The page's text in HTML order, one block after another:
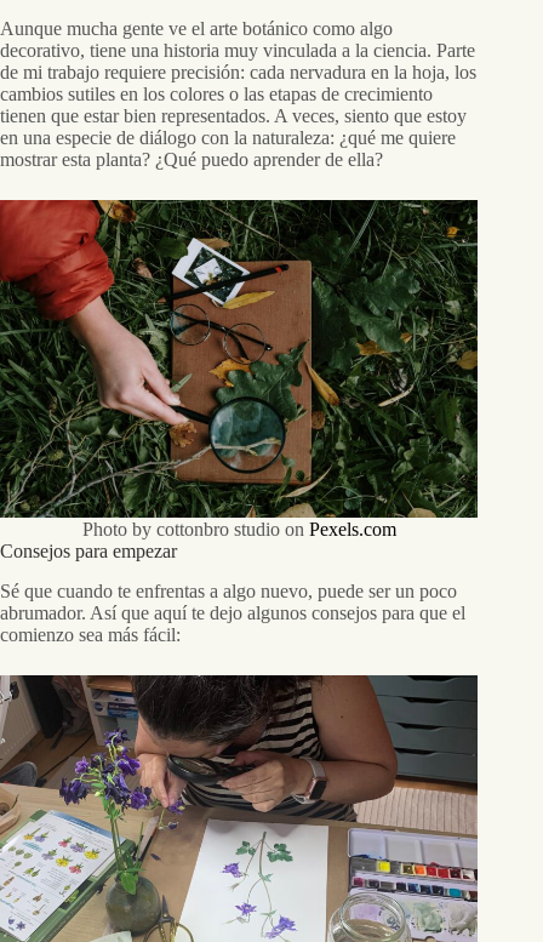
Aunque mucha gente ve el arte botánico como algo
decorativo, tiene una historia muy vinculada a la ciencia. Parte
de mi trabajo requiere precisión: cada nervadura en la hoja, los
cambios sutiles en los colores o las etapas de crecimiento
tienen que estar bien representados. A veces, siento que estoy
en una especie de diálogo con la naturaleza: ¿qué me quiere
mostrar esta planta? ¿Qué puedo aprender de ella?
Photo by cottonbro studio on Pexels.com
Consejos para empezar
Sé que cuando te enfrentas a algo nuevo, puede ser un poco
abrumador. Así que aquí te dejo algunos consejos para que el
comienzo sea más fácil: